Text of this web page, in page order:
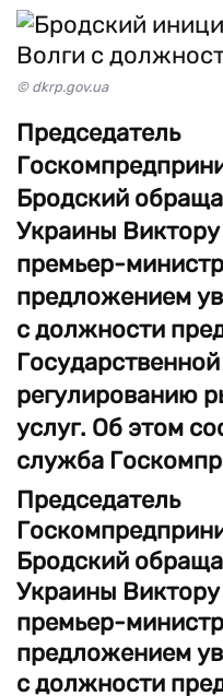
© dkrp.gov.ua
Председатель
Бродский
Украины
премьер-
предложением
с должности
регулированию
услуг. Об этом
служба
Председатель
Бродский
Украины
премьер-
предложением
с должности